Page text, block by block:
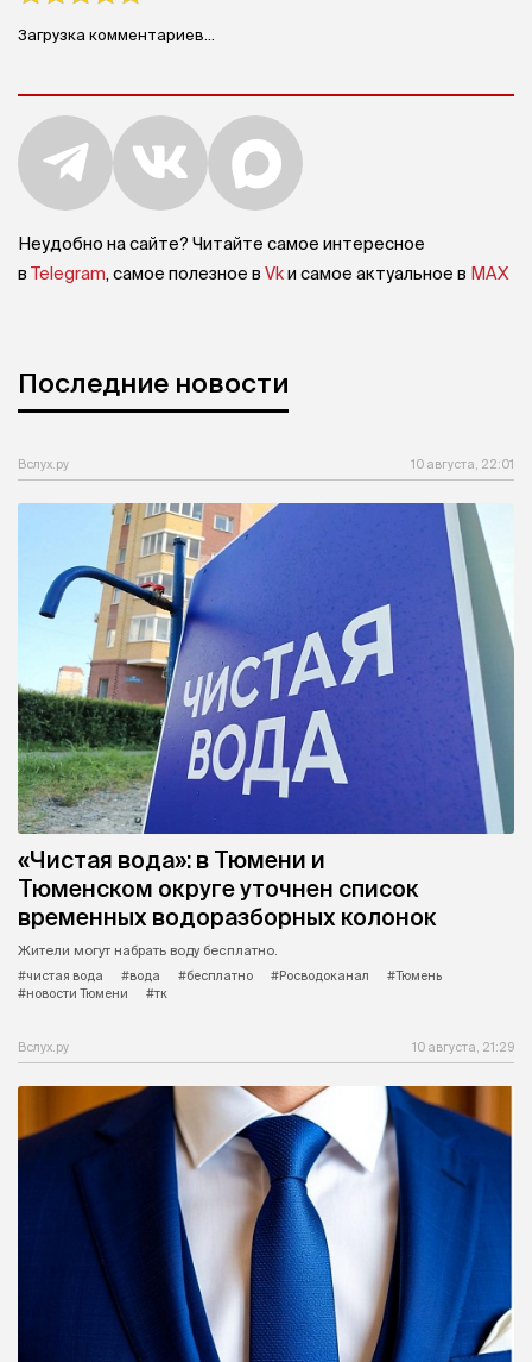
Загрузка комментариев...
Неудобно на сайте? Читайте самое интересное
в Telegram, самое полезное в Vkи самое актуальное в MAX
Последние новости
Вслух.ру 10 августа, 22:01
«Чистая вода»: в Тюмени и
Тюменском округе уточнен список
временных водоразборных колонок
Жители могут набрать воду бесплатно.
#чистая вода
#вода #бесплатно #Росводоканал
#Тюмень
#новости Тюмени
#тк
Вслух.ру 10 августа, 21:29